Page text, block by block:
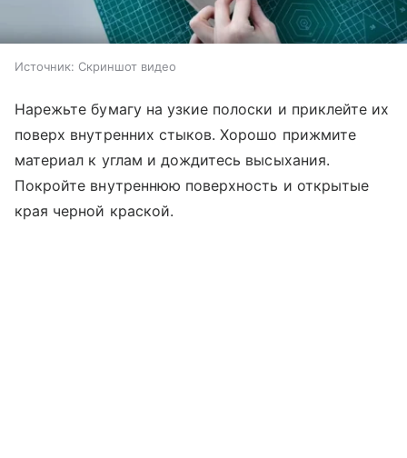
Источник: Скриншот видео
Нарежьте бумагу на узкие полоски и приклейте их
поверх внутренних стыков. Хорошо прижмите
материал к углам и дождитесь высыхания.
Покройте внутреннюю поверхность и открытые
края черной краской.